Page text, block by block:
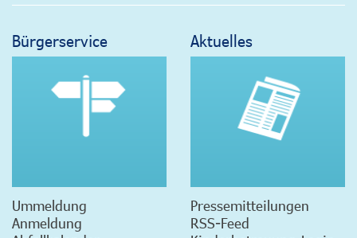
Bürgerservice
Ummeldung
Anmeldung
Aktuelles
Pressemitteilungen
RSS-Feed